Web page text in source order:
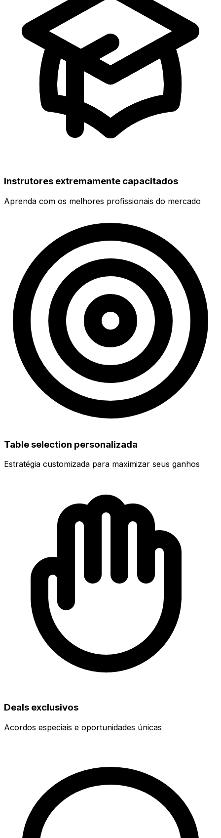
Instrutores extremamente capacitados
Aprenda com os melhores profissionais do mercado
Table selection personalizada
Estratégia customizada para maximizar seus ganhos
Deals exclusivos
Acordos especiais e oportunidades únicas